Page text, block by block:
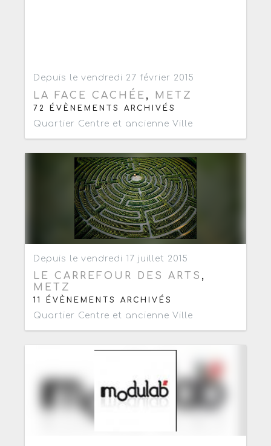
Depuis le vendredi 27 février 2015
LA FACE CACHÉE , METZ
72 ÉVÈNEMENTS ARCHIVÉS
Quartier Centre et ancienne Ville
Depuis le vendredi 17 juillet 2015
LE CARREFOUR DES ARTS ,
METZ
11 ÉVÈNEMENTS ARCHIVÉS
Quartier Centre et ancienne Ville